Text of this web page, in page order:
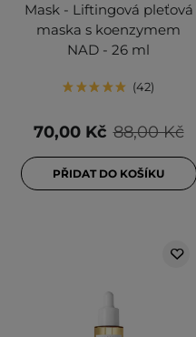
Mask - Liftingová pleťová
maska s koenzymem
NAD - 26 ml
42
88,00 Kč
70,00 Kč
PŘIDAT DO KOŠÍKU